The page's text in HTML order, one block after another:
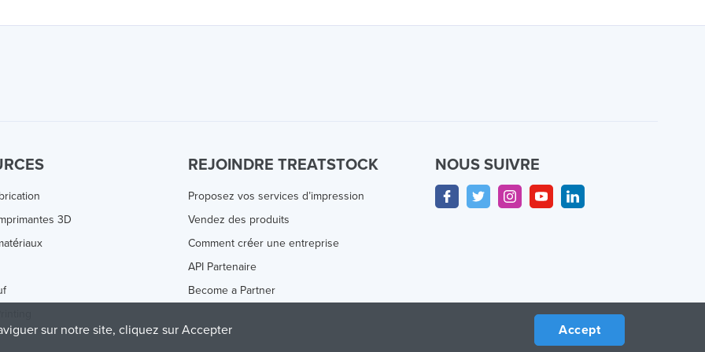
3D
REJOINDRE TREATSTOCK
Proposez vos services d’impression
Vendez des produits
Comment créer une entreprise
API Partenaire
Become a Partner
NOUS SUIVRE
sur notre site, cliquez sur Accepter Accept